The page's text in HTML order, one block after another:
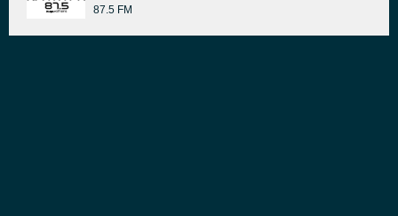
87.5 FM